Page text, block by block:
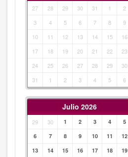
27 28 29 30 31 1
2
3
4 5 6 7 8
9
10
11 12 13 14 15
16
17
18 19 20 21 22
23
24
25 26 27 28 29
30
31
1 2 3 4 5 6
Julio 2026
29 30 1 2 3 4
5
6
7 8 9 10 11
12
13
14 15 16 17 18
19